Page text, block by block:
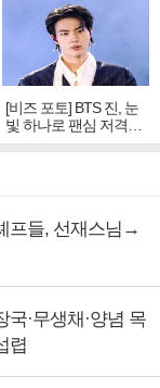
[비즈 포토] BTS 진, 눈
빛 하나로 팬심 저격…
독보적 카리스마
프들, 선재스님→
·무생채·양념 목
렵